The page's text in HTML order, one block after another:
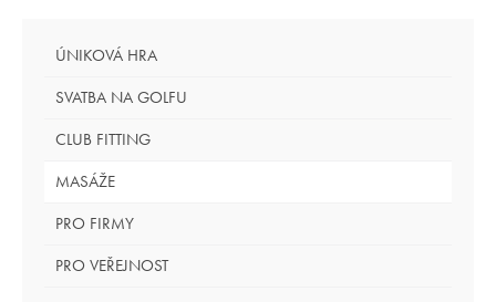
ÚNIKOVÁ HRA
SVATBA NA GOLFU
CLUB FITTING
MASÁŽE
PRO FIRMY
PRO VEŘEJNOST